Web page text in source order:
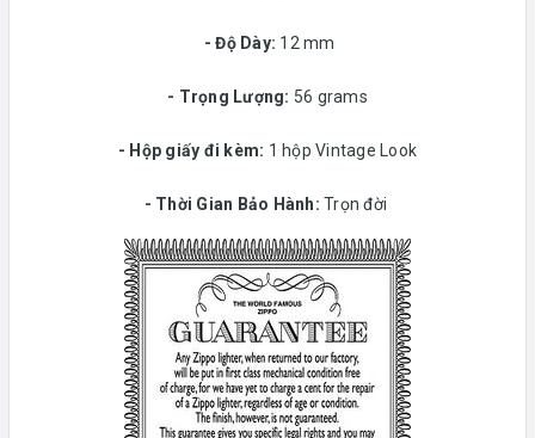
-Độ Dày: 12 mm
- Trọng Lượng: 56 grams
- Hộp giấy đi kèm: 1 hộp Vintage Look
- Thời Gian Bảo Hành: Trọn đời